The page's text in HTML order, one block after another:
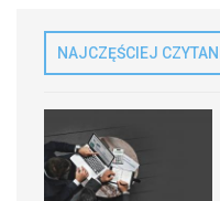
NAJCZĘŚCIEJ